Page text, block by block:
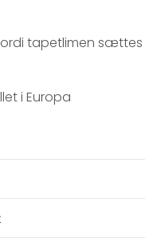
tapetlimen sættes
i Europa